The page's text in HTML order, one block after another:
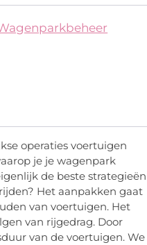
operaties voertuigen
je je wagenpark
de beste strategieën
Het aanpakken gaat
van voertuigen. Het
van rijgedrag. Door
van de voertuigen. We